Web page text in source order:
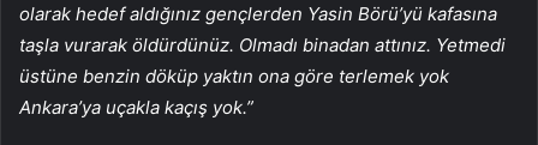
olarak hedef aldığınız gençlerden Yasin Börü’yü kafasına
taşla vurarak öldürdünüz. Olmadı binadan attınız. Yetmedi
üstüne benzin döküp yaktın ona göre terlemek yok
Ankara’ya uçakla kaçış yok.”